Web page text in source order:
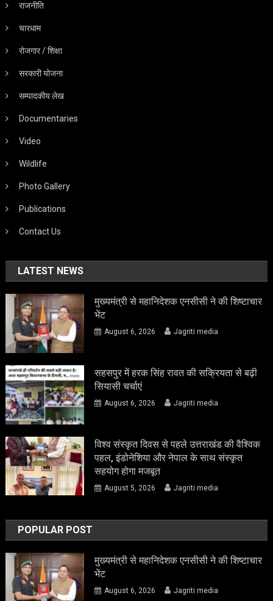
राजनीति
चारधाम
रोजगार / शिक्षा
सरकारी योजना
सम्पादकीय लेख
Documentaries
Video
Wildlife
Photo Gallery
Publications
Contact Us
LATEST NEWS
मुख्यमंत्री से महानिदेशक एनसीसी ने की शिष्टाचार
भेंट
August 6, 2026 Jagriti media
सहसपुर में हरक सिंह रावत की सक्रियता से बढ़ी
सियासी चर्चाएं
August 6, 2026 Jagriti media
विश्व संस्कृत दिवस से पहले उत्तराखंड की वैश्विक
पहल, इंडोनेशिया और नेपाल के साथ संस्कृत
सहयोग होगा मजबूत
August 5, 2026 Jagriti media
POPULAR POST
मुख्यमंत्री से महानिदेशक एनसीसी ने की शिष्टाचार
भेंट
August 6, 2026 Jagriti media